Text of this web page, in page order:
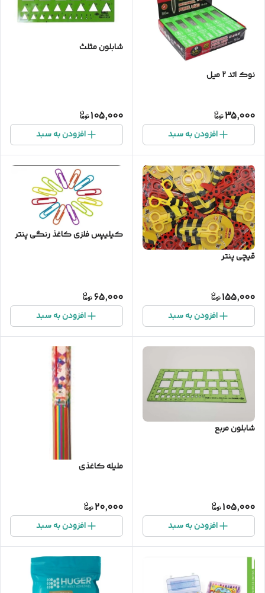
نوک اتد ۲ میل
35,000
افزودن به سبد
شابلون مثلث
105,000
افزودن به سبد
قیچی پنتر
155,000
افزودن به سبد
کیلیپس فلزی کاغذ رنگی پنتر
65,000
افزودن به سبد
شابلون مربع
105,000
افزودن به سبد
ملیله کاغذی
20,000
افزودن به سبد